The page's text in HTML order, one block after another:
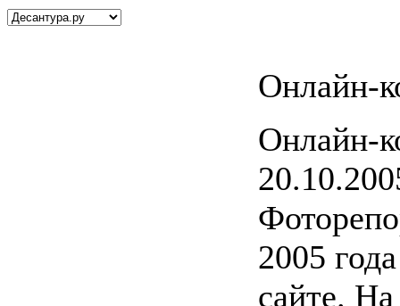
Онлайн-
Онлайн-
2005
сайте.